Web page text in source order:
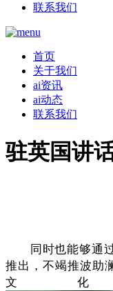
联系我们
首页
关于我们
ai资讯
ai动态
联系我们
驻英国讲
同时也能够通过
推出，不竭推波助
文